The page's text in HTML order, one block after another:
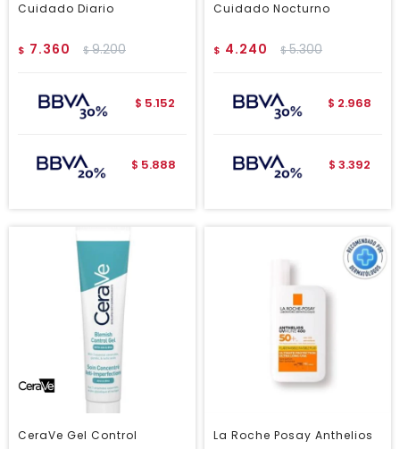
Cuidado Diario
$ 7.360 $9.200
$ 5.152
$ 5.888
Cuidado Nocturno
$ 4.240 $5.300
$ 2.968
$ 3.392
CeraVe Gel Control
La Roche Posay Anthelios